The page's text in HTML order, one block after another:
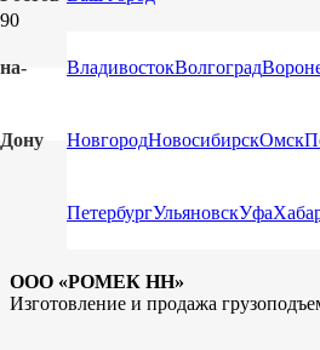
на-
Дону
ВладивостокВолгоград
НовгородНовосибирскОмск
ПетербургУльяновскУфа
СЕРТИФИКАТЫ
ООО «РОМЕК НН»
Изготовление и продажа